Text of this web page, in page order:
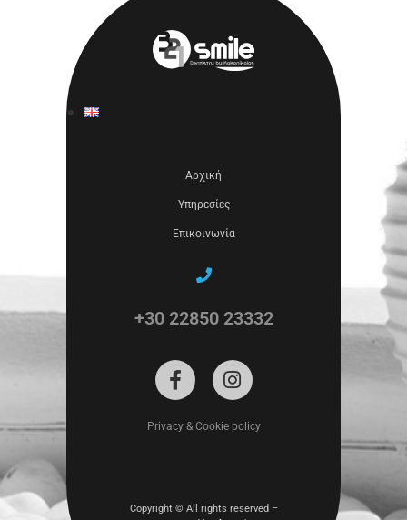
Αρχική
Υπηρεσίες
Επικοινωνία
+30 22850 23332
Privacy & Cookie policy
Copyright © All rights reserved –